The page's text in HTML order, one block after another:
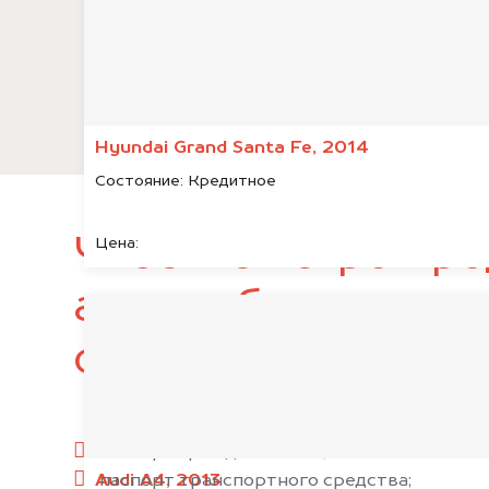
Hyundai Grand Santa Fe, 2014
Состояние: Кредитное
Цена:
Audi A4, 2013
Чтобы быстро
автомобиль,
следующие
паспорт транспортного средства;